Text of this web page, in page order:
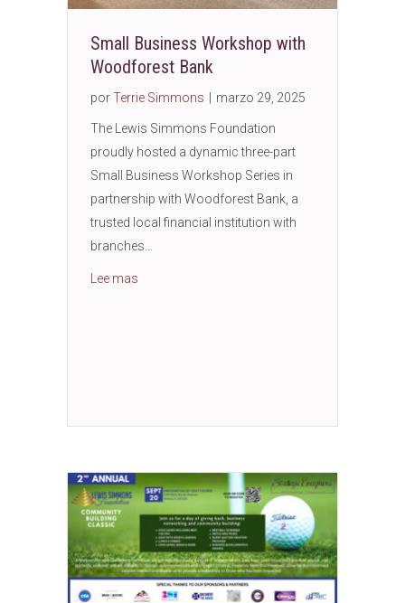
Small Business Workshop with
Woodforest Bank
porTerrie Simmons marzo 29, 2025
The Lewis Simmons Foundation
proudly hosted a dynamic three-part
Small Business Workshop Series in
partnership with Woodforest Bank, a
trusted local financial institution with
branches…
Lee mas